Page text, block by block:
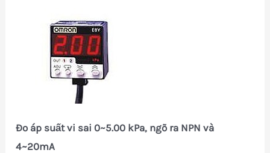
Đo áp suất vi sai 0~5.00 kPa, ngõ ra NPN và
4~20mA